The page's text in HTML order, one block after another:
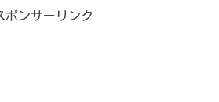
ポンサーリンク